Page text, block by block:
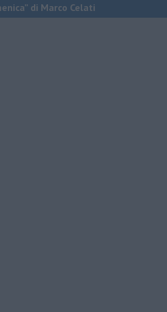
di Marco Celati